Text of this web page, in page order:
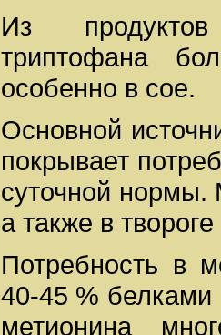
Из продуктов
триптофана
особенно в сое.
Основной
покрывает
суточной нормы.
а также в
Потребность в
40-45 % белками
метионина